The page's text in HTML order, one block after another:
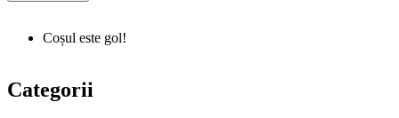
Coșul este gol!
Categorii